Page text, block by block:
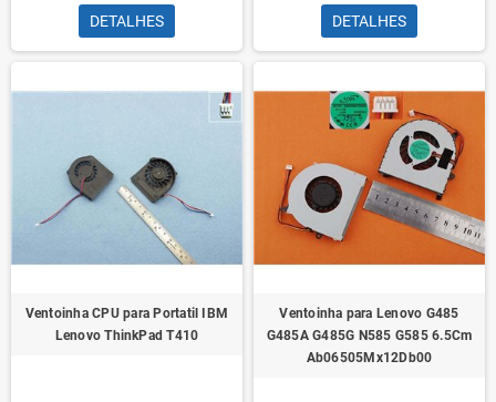
DETALHES DETALHES
Ventoinha CPU para Portatil IBM
Lenovo ThinkPad T410
Ventoinha para Lenovo G485
G485A G485G N585 G585 6.5Cm
Ab06505Mx12Db00